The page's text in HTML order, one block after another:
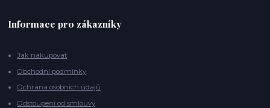
Informace pro zákazníky
Jak nakupovat
Obchodní podmínky
Ochrana osobních údajů
Odstoupení od smlouvy